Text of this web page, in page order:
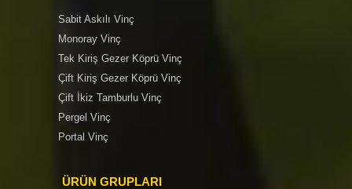
Sabit Askılı Vinç
Monoray Vinç
Tek Kiriş Gezer Köprü Vinç
Çift Kiriş Gezer Köprü Vinç
Çift İkiz Tamburlu Vinç
Pergel Vinç
Portal Vinç
ÜRÜN GRUPLARI